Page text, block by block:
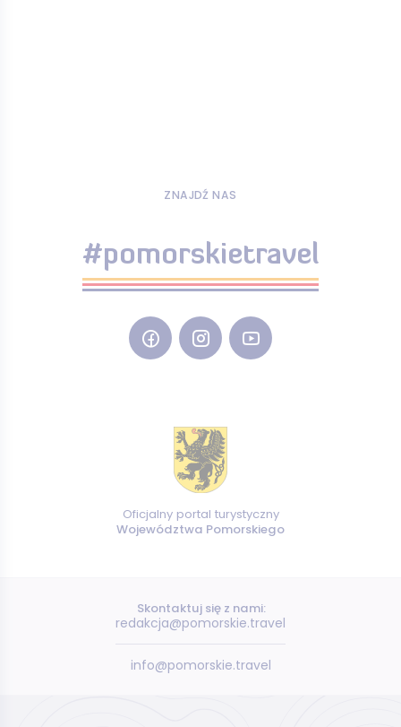
ZNAJDŹ NAS
#pomorskietravel
Oficjalny portal turystyczny
Województwa Pomorskiego
Skontaktuj się z nami:
redakcja@pomorskie.travel
info@pomorskie.travel